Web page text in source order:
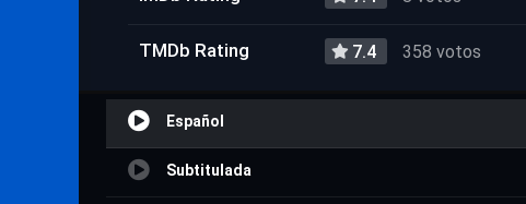
TMDb Rating 7.4 358 votos
Español
Subtitulada